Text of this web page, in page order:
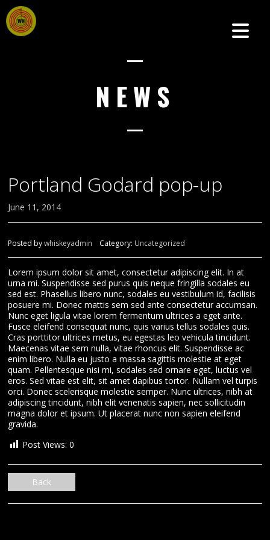
NEWS
Portland Godard pop-up
June 11, 2014
Posted bywhiskeyadmin Category: Uncategorized
Lorem ipsum dolor sit amet, consectetur adipiscing elit. In at
urna mi. Suspendisse sed purus quis neque fringilla sodales eu
sed est. Phasellus libero nunc, sodales eu vestibulum id, facilisis
posuere mi. Donec mattis sem sed ante consectetur accumsan.
Nunc eget ligula vitae lorem fermentum ultrices a eget ante.
Fusce eleifend consequat nunc, quis varius tellus sodales quis.
Cras porttitor ultrices metus, eu egestas leo vehicula tincidunt.
Maecenas vitae sem nulla, vitae rhoncus elit. Suspendisse ac
enim libero. Nulla eu justo a massa sagittis molestie at eget
quam. Pellentesque nisi mi, sodales sed ornare eget, luctus vel
eros. Sed vitae est elit, sit amet dapibus tortor. Nullam vel turpis
orci. Donec scelerisque molestie semper. Nunc ultrices, nibh at
adipiscing tincidunt, nibh elit venenatis sapien, nec sollicitudin
magna dolor et ipsum. Ut placerat nunc non sapien eleifend
gravida.
Post Views: 0
Back